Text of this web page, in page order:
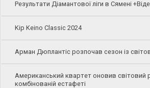
Результати Діамантової ліги в Сямені
Kip Keino Classic 2024
Арман Дюплантіс розпочав сезон із
Американський квартет оновив світовий
комбінованій естафеті